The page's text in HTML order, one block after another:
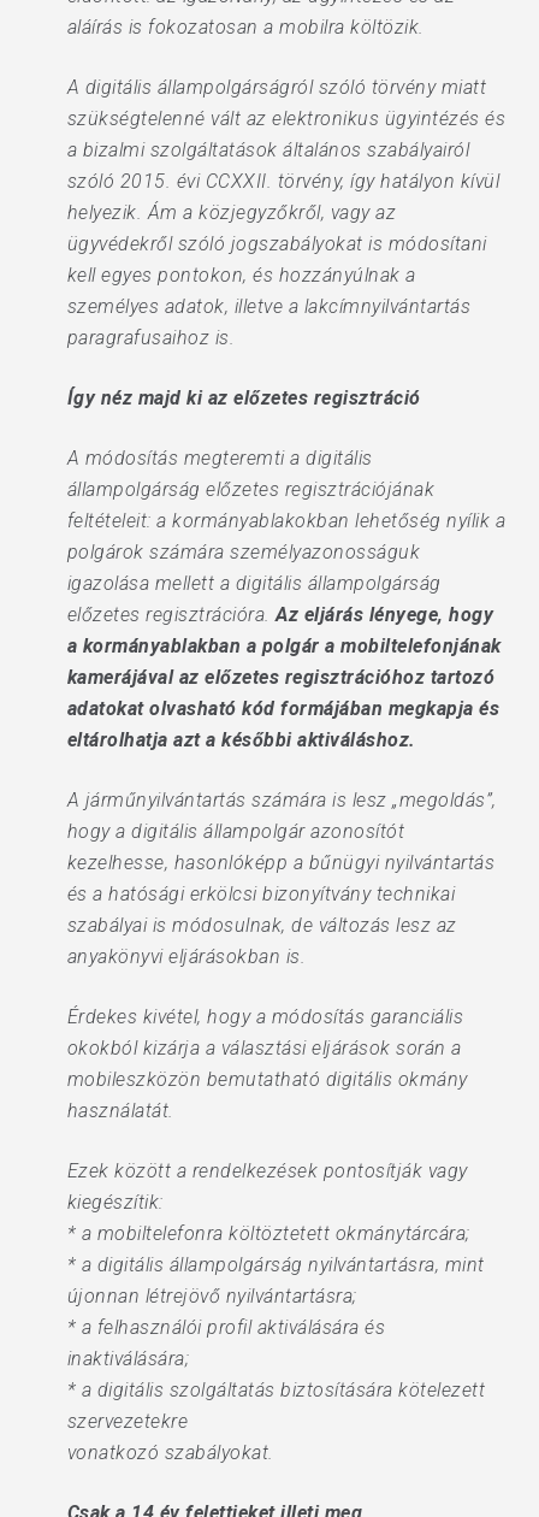
aláírás is fokozatosan a mobilra költözik.
A digitális állampolgárságról szóló törvény miatt
szükségtelenné vált az elektronikus ügyintézés és
a bizalmi szolgáltatások általános szabályairól
szóló 2015. évi CCXXII. törvény, így hatályon kívül
helyezik. Ám a közjegyzőkről, vagy az
ügyvédekről szóló jogszabályokat is módosítani
kell egyes pontokon, és hozzányúlnak a
személyes adatok, illetve a lakcímnyilvántartás
paragrafusaihoz is.
Így néz majd ki az előzetes regisztráció
A módosítás megteremti a digitális
állampolgárság előzetes regisztrációjának
feltételeit: a kormányablakokban lehetőség nyílik a
polgárok számára személyazonosságuk
igazolása mellett a digitális állampolgárság
előzetes regisztrációra.Az eljárás lényege, hogy
a kormányablakban a polgár a mobiltelefonjának
kamerájával az előzetes regisztrációhoz tartozó
adatokat olvasható kód formájában megkapja és
eltárolhatja azt a későbbi aktiváláshoz.
A járműnyilvántartás számára is lesz „megoldás”,
hogy a digitális állampolgár azonosítót
kezelhesse, hasonlóképp a bűnügyi nyilvántartás
és a hatósági erkölcsi bizonyítvány technikai
szabályai is módosulnak, de változás lesz az
anyakönyvi eljárásokban is.
Érdekes kivétel, hogy a módosítás garanciális
okokból kizárja a választási eljárások során a
mobileszközön bemutatható digitális okmány
használatát.
Ezek között a rendelkezések pontosítják vagy
kiegészítik:
* a mobiltelefonra költöztetett okmánytárcára;
* a digitális állampolgárság nyilvántartásra, mint
újonnan létrejövő nyilvántartásra;
* a felhasználói profil aktiválására és
inaktiválására;
* a digitális szolgáltatás biztosítására kötelezett
szervezetekre
vonatkozó szabályokat.